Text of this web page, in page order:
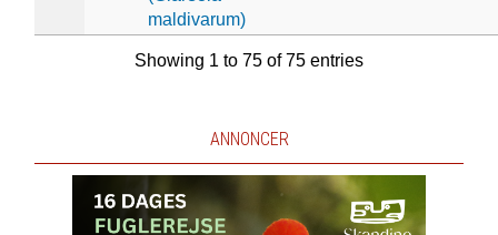
maldivarum)
Showing 1 to 75 of 75 entries
ANNONCER